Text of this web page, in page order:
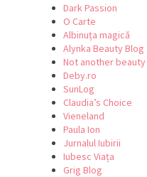
Dark Passion
O Carte
Albinuța magică
Alynka Beauty Blog
Not another
Deby.ro
SunLog
Claudia’s Choice
Vieneland
Paula Ion
Jurnalul Iubirii
Iubesc Viața
Grig Blog